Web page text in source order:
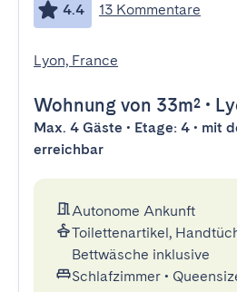
4.4 13 Kommentare
Lyon, France
Wohnung von 33m² •
Max. 4 Gäste • Etage: 4 • mit
erreichbar
Autonome Ankunft
Toilettenartikel,
Bettwäsche inklusive
Schlafzimmer •